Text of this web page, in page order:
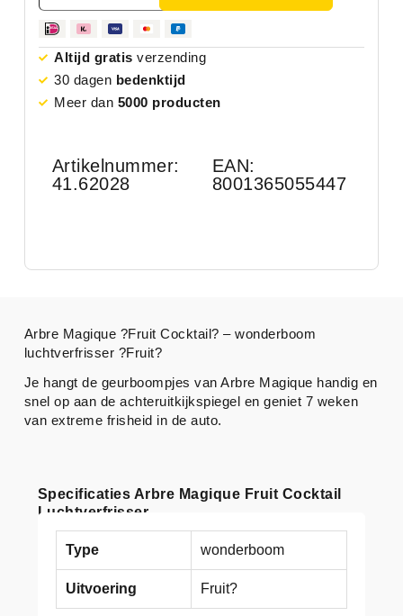
Altijd gratis verzending
30 dagen bedenktijd
Meer dan 5000 producten
Artikelnummer:
41.62028
EAN:
8001365055447
Specificaties Arbre Magique Fruit Cocktail
Luchtverfrisser
Type wonderboom
Uitvoering Fruit?
Arbre Magique ?Fruit Cocktail? – wonderboom
luchtverfrisser ?Fruit?
Je hangt de geurboompjes van Arbre Magique handig en
snel op aan de achteruitkijkspiegel en geniet 7 weken
van extreme frisheid in de auto.